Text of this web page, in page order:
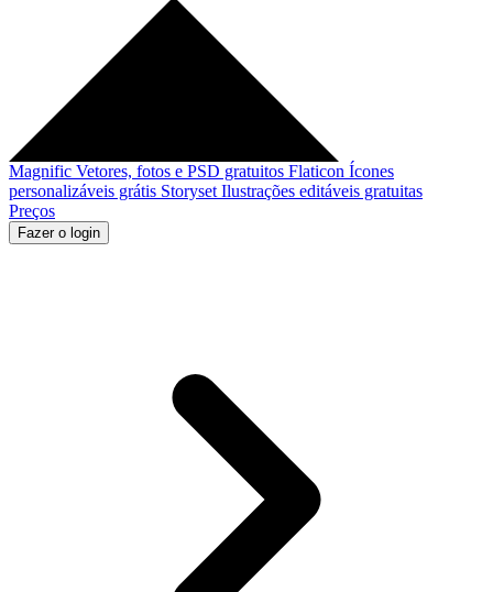
Magnific Vetores, fotos e PSD gratuitos Flaticon Ícones
personalizáveis grátis Storyset Ilustrações editáveis gratuitas
Preços
Fazer o login